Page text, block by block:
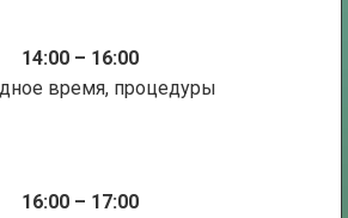
14:00 – 16:00
время, процедуры
16:00 – 17:00